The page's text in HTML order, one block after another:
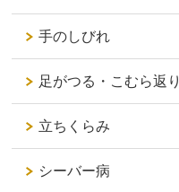
手のしびれ
足がつる・こむら返り
立ちくらみ
シーバー病